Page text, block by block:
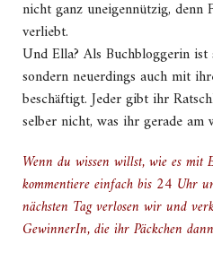
nicht ganz uneigennützig,
verliebt.
Und Ella? Als Buchbloggerin
sondern neuerdings auch mit
beschäftigt. Jeder gibt ihr
selber nicht, was ihr gerade
Wenn du wissen willst, wie es mit
kommentiere einfach bis 24 Uhr
nächsten Tag verlosen wir und
GewinnerIn, die ihr Päckchen